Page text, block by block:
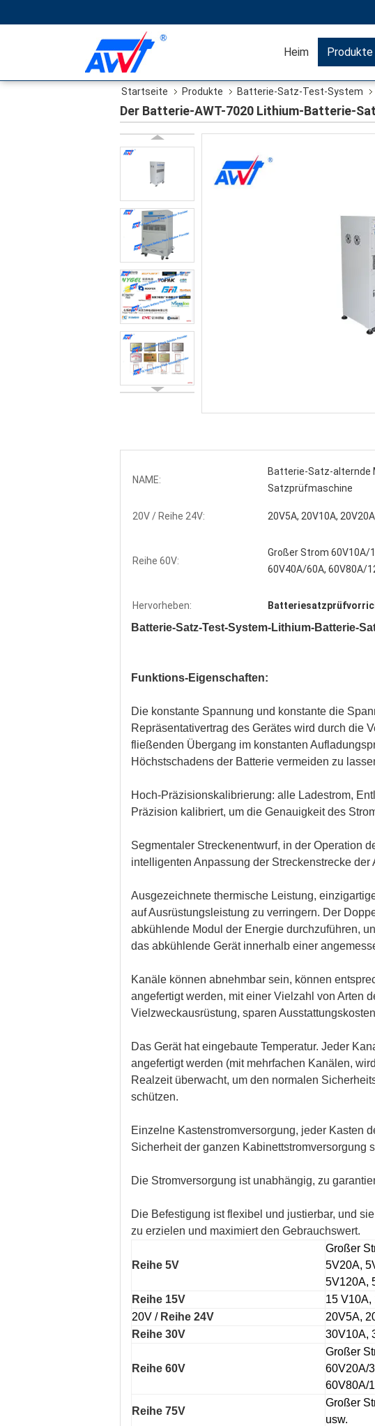
Heim Produkte
Startseite Produkte Batterie-Satz-Test-System
Der Batterie-AWT-7020 Lithium-Batterie-
NAME:
Batterie-Satz-alternde
Satzprüfmaschine
20V / Reihe 24V: 20V5A, 20V10A,
Reihe 60V:
Großer Strom 60V10A/
60V40A/60A, 60V80A/
Hervorheben:
Batterie-Satz-Test-System-Lithium-Batterie-
Funktions-Eigenschaften:
Die konstante Spannung und konstante die
Repräsentativertrag des Gerätes wird durch die
fließenden Übergang im konstanten
Höchstschadens der Batterie vermeiden zu
Hoch-Präzisionskalibrierung: alle Ladestrom,
Präzision kalibriert, um die Genauigkeit des
Segmentaler Streckenentwurf, in der Operation
intelligenten Anpassung der Streckenstrecke
Ausgezeichnete thermische Leistung,
auf Ausrüstungsleistung zu verringern. Der
abkühlende Modul der Energie durchzuführen,
das abkühlende Gerät innerhalb einer
Kanäle können abnehmbar sein, können
angefertigt werden, mit einer Vielzahl von Arten
Vielzweckausrüstung, sparen
Das Gerät hat eingebaute Temperatur. Jeder
angefertigt werden (mit mehrfachen Kanälen,
Realzeit überwacht, um den normalen
schützen.
Einzelne Kastenstromversorgung, jeder Kasten
Sicherheit der ganzen Kabinettstromversorgung
Die Stromversorgung ist unabhängig, zu
Die Befestigung ist flexibel und justierbar, und
zu erzielen und maximiert den Gebrauchswert.
Reihe 5V
Großer
5V20A,
5V120A,
Reihe 15V
15 V10A,
20V / Reihe 24V
20V5A,
Reihe 30V
30V10A,
Reihe 60V
Großer
60V20A/
60V80A/
Reihe 75V
Großer
usw.